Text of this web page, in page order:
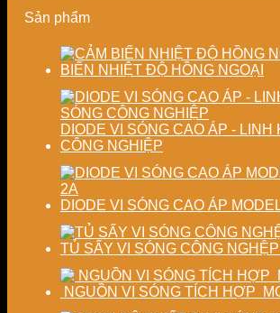
chất
lượng
phẩm
định
lượng
sấy
nghiệp
Sản phẩm
BIẾN NHIỆT ĐỘ HỒNG NGOẠI
DIODE VI SÓNG CAO ÁP - LINH
CÔNG NGHIỆP
DIODE VI SÓNG CAO ÁP
TỦ SẤY VI SÓNG CÔNG
NGUỒN VI SÓNG TÍCH HỢP